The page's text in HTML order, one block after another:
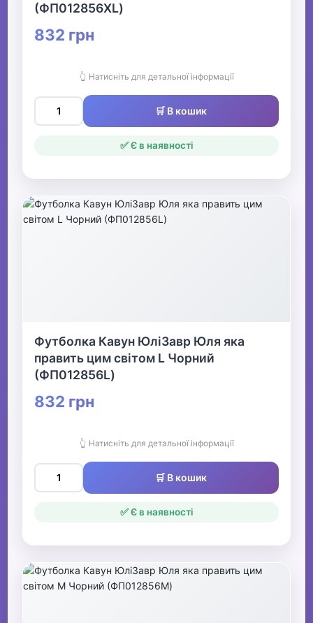
(ФП012856XL)
832 грн
👆 Натисніть для детальної інформації
🛒 В кошик
✅ Є в наявності
Футболка Кавун ЮліЗавр Юля яка
править цим світом L Чорний
(ФП012856L)
832 грн
👆 Натисніть для детальної інформації
🛒 В кошик
✅ Є в наявності